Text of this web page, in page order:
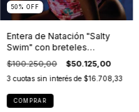
50 % OFF
Entera de Natación "Salty
Swim" con breteles
regulables - Jardín
$100.250,00 $50.125,00
3 cuotas sin interés de $16.708,33
COMPRAR